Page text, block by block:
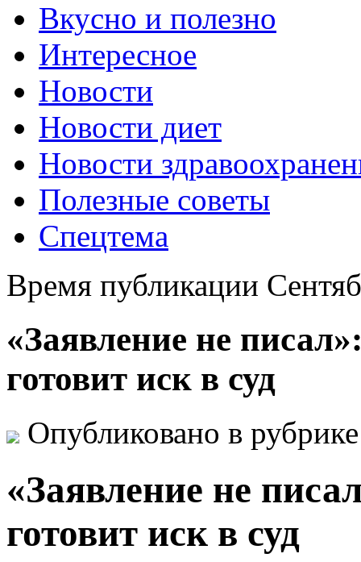
Вкусно и полезно
Интересное
Новости
Новости диет
Новости
Полезные советы
Спецтема
Время публикации
«Заявление не
готовит иск в суд
Опубликовано в
«Заявление не
готовит иск в суд